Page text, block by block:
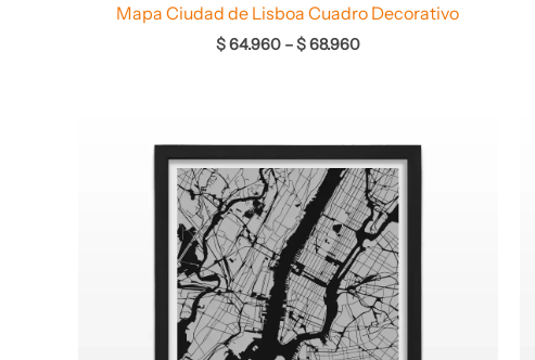
Mapa Ciudad de Lisboa Cuadro Decorativo
$64.960 –$68.960
desde
$ 64.960
hasta
$ 68.960